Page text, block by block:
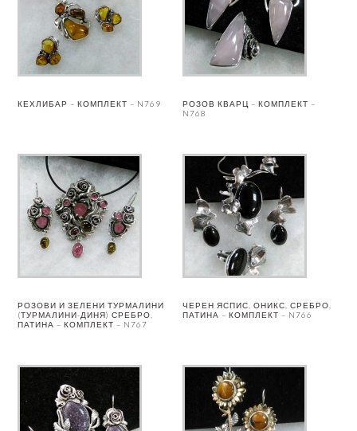
КЕХЛИБАР – КОМПЛЕКТ – N769
РОЗОВ КВАРЦ – КОМПЛЕКТ –
N768
РОЗОВИ И ЗЕЛЕНИ ТУРМАЛИНИ
(ТУРМАЛИНИ-ДИНЯ) СРЕБРО,
ПАТИНА – КОМПЛЕКТ – N767
ЧЕРЕН ЯСПИС, ОНИКС, СРЕБРО,
ПАТИНА – КОМПЛЕКТ – N766